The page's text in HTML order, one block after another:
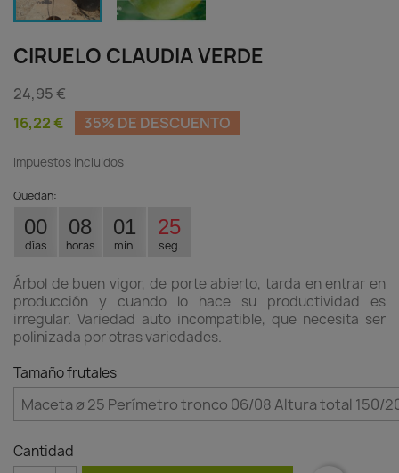
CIRUELO CLAUDIA VERDE
24,95 €
16,22 €
35% DE DESCUENTO
Impuestos incluidos
Quedan:
00
días
08
horas
01
min.
24
seg.
Árbol de buen vigor, de porte abierto, tarda en entrar en
producción y cuando lo hace su productividad es
irregular. Variedad auto incompatible, que necesita ser
polinizada por otras variedades.
Tamaño frutales
Cantidad